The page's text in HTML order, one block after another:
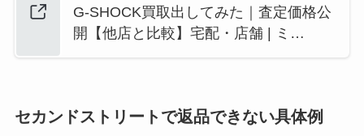
G-SHOCK買取出してみた｜査定価格公
開【他店と比較】宅配・店舗 | ミ…
セカンドストリートで返品できない具体例